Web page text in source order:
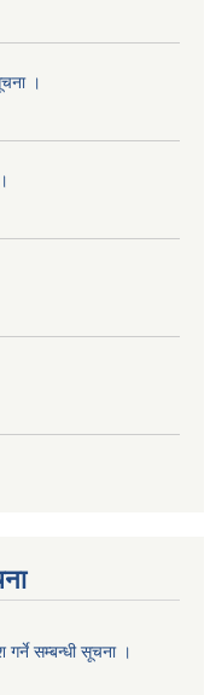
।
सम्बन्धी सूचना ।